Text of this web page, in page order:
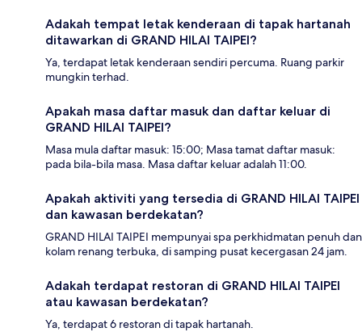
Adakah tempat letak kenderaan di tapak hartanah
ditawarkan di GRAND HILAI TAIPEI?
Ya, terdapat letak kenderaan sendiri percuma. Ruang parkir
mungkin terhad.
Apakah masa daftar masuk dan daftar keluar di
GRAND HILAI TAIPEI?
Masa mula daftar masuk: 15:00; Masa tamat daftar masuk:
pada bila-bila masa. Masa daftar keluar adalah 11:00.
Apakah aktiviti yang tersedia di GRAND HILAI TAIPEI
dan kawasan berdekatan?
GRAND HILAI TAIPEI mempunyai spa perkhidmatan penuh dan
kolam renang terbuka, di samping pusat kecergasan 24 jam.
Adakah terdapat restoran di GRAND HILAI TAIPEI
atau kawasan berdekatan?
Ya, terdapat 6 restoran di tapak hartanah.